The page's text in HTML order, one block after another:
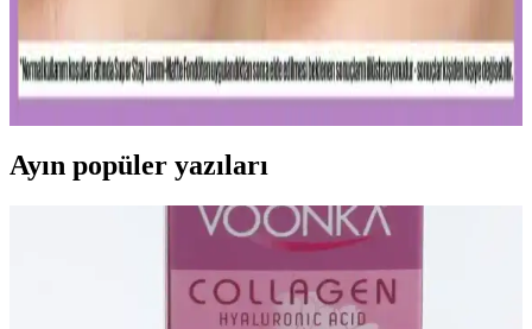
dayanıklı formülleriyle gün boyu tazelik sağlar. Cilt tipine uygun
seçenekler ve doğru uygulama ipuçlarıyla makyajınızı
mükemmelleştirin.
Ayın popüler yazıları